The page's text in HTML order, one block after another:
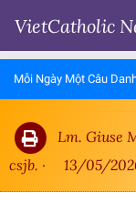
VietCatholic
Mỗi Ngày Một Câu
Lm. Giuse
csjb. ·
13/05/